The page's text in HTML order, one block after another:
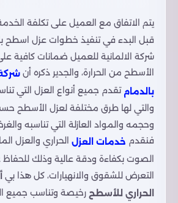
يتم الاتفاق مع العميل على تكلفة
قبل البدء في تنفيذ خطوات عزل اسطح
شركة الالمانية للعميل ضمانات كافية
الأسطح من الحرارة، والجدير ذكره أن
بالدمام تقدم جميع أنواع العزل التي
والتي لها طرق مختلفة لعزل الأسطح
وحجمه والمواد العازلة التي تناسبه
فنقدم خدمات العزل الحراري والعزل
الصوت بكفاءة ودقة عالية وذلك
التعرض للشقوق والانهيارات، كل هذا بي
الحراري للأسطح رخيصة وتناسب جميع